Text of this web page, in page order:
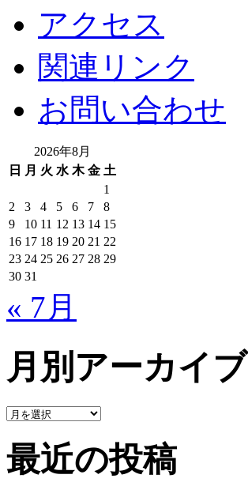
アクセス
関連リンク
お問い合わせ
2026年8月
日
月 火 水 木 金 土
1
2
3 4 5 6 7
8
9
10 11 12 13 14 15
16 17 18 19 20 21 22
23 24 25 26 27 28 29
30 31
« 7月
月別アーカイブ
最近の投稿